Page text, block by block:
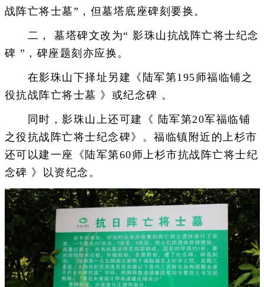
战阵亡将士墓”，但墓塔底座碑刻要换。
二， 墓塔碑文改为“ 影珠山抗战阵亡将士纪念
碑 ”，碑座题刻亦应换。
在影珠山下择址另建《陆军第195师福临铺之
役抗战阵亡将士墓 》或纪念碑 。
同时，影珠山上还可建《 陆军第20军福临铺
之役抗战阵亡将士纪念碑》。福临镇附近的上杉市
还可以建一座《陆军第60师上杉市抗战阵亡将士纪
念碑 》以资纪念。